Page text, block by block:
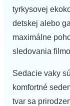
tyrkysovej
detskej alebo
maximálne
sledovania
Sedacie vaky
komfortné
tvar sa